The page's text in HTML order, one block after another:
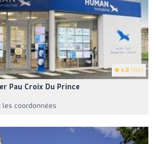
4.8 (136)
Pau Croix Du Prince
les coordonnées